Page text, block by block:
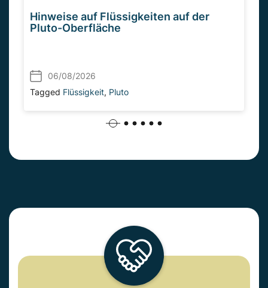
Hinweise auf Flüssigkeiten auf der
Pluto-Oberfläche
06/08/2026
Tagged Flüssigkeit, Pluto